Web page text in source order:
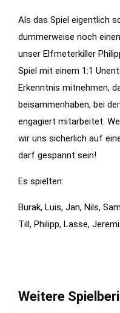
Als das Spiel eigentlich
dummerweise noch
unser Elfmeterkiller
Spiel mit einem 1:1
Erkenntnis mitnehmen,
beisammenhaben, bei
engagiert mitarbeitet.
wir uns sicherlich auf
darf gespannt sein!
Es spielten:
Burak, Luis, Jan, Nils,
Till, Philipp, Lasse,
Weitere